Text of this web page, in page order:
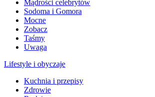
Mądrości celebrytów
Sodoma i Gomora
Mocne
Zobacz
Taśmy
Uwaga
Lifestyle i obyczaje
Kuchnia i przepisy
Zdrowie